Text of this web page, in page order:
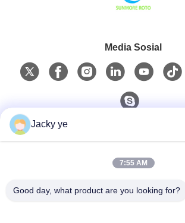
Media Sosial
Jacky ye
7:55 AM
Good day, what product are you looking for?